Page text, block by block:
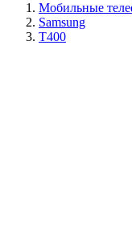
Мобильные
Samsung
T400